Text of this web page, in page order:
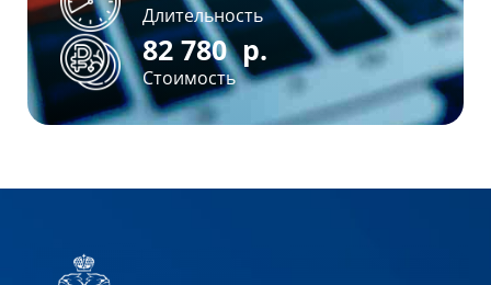
Длительность
82 780р.
Стоимость